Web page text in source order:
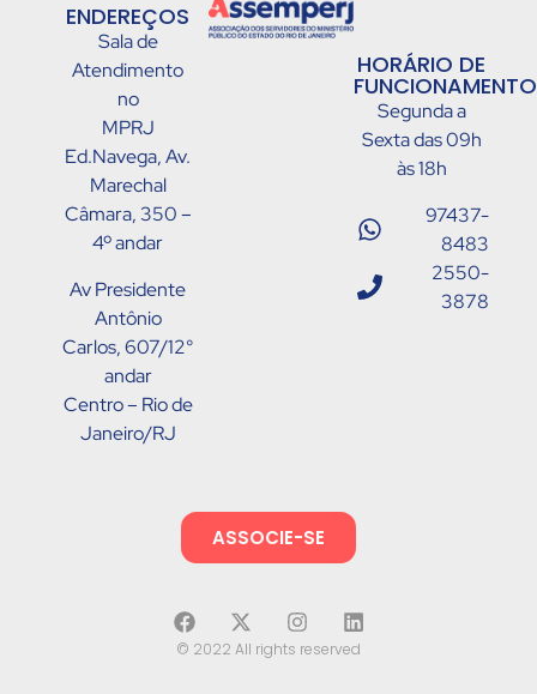
ENDEREÇOS
Sala de
Atendimento
no
MPRJ
Ed.Navega, Av.
Marechal
Câmara, 350 –
4º andar
Av Presidente
Antônio
Carlos, 607/12°
andar
Centro – Rio de
Janeiro/RJ
HORÁRIO DE
Segunda a
Sexta das 09h
às 18h
97437-
8483
2550-
3878
ASSOCIE-SE
© 2022 All rights reserved